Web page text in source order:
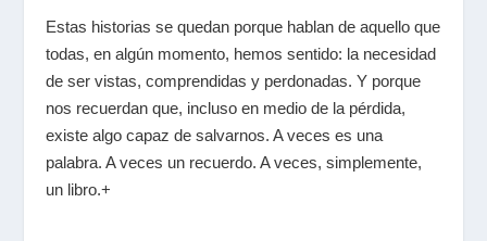
Estas historias se quedan porque hablan de aquello que
todas, en algún momento, hemos sentido: la necesidad
de ser vistas, comprendidas y perdonadas. Y porque
nos recuerdan que, incluso en medio de la pérdida,
existe algo capaz de salvarnos. A veces es una
palabra. A veces un recuerdo. A veces, simplemente,
un libro.+